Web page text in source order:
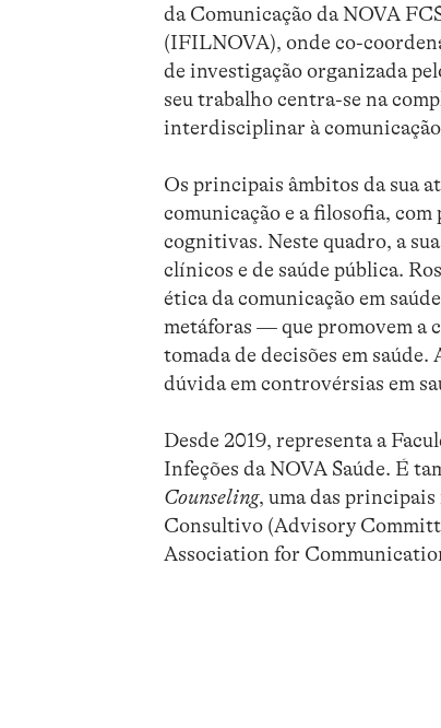
da Comunicação da NOVA
(IFILNOVA), onde co-
de investigação organizada
seu trabalho centra-se na
interdisciplinar à
Os principais âmbitos da sua
comunicação e a filosofia,
cognitivas. Neste quadro, a
clínicos e de saúde pública.
ética da comunicação em
metáforas — que promovem a
tomada de decisões em
dúvida em controvérsias em
Desde 2019, representa a
Infeções da NOVA Saúde. É
Counseling, uma das
Consultivo (Advisory
Association for